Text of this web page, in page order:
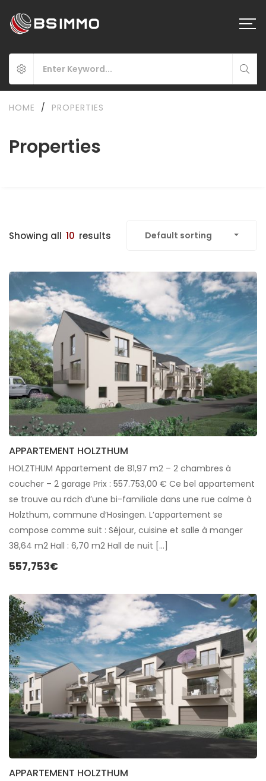
Properties
HOME / PROPERTIES
Showing all 10 results Default sorting
APPARTEMENT HOLZTHUM
HOLZTHUM Appartement de 81,97 m2 – 2 chambres à
coucher – 2 garage Prix : 557.753,00 € Ce bel appartement
se trouve au rdch d’une bi-familiale dans une rue calme à
Holzthum, commune d’Hosingen. L’appartement se
compose comme suit : Séjour, cuisine et salle à manger
38,64 m2 Hall : 6,70 m2 Hall de nuit […]
557,753€
APPARTEMENT HOLZTHUM